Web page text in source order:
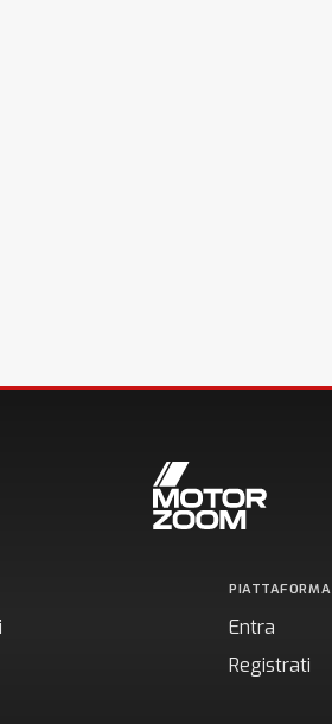
PIATTAFORMA
Entra
Registrati